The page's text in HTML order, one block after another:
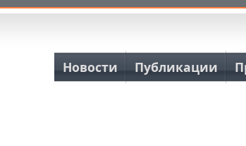
Основная
Новости Публикации